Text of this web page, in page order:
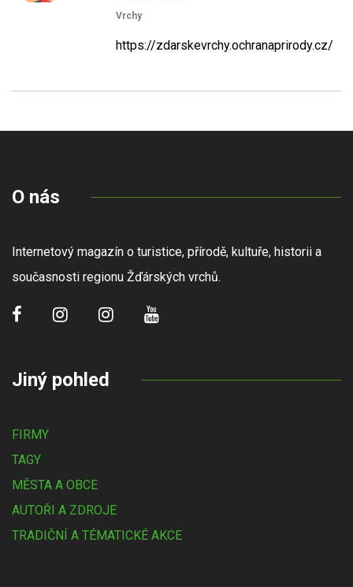
Vrchy
https://zdarskevrchy.ochranaprirody.cz/
O nás
Internetový magazín o turistice, přírodě, kultuře, historii a
současnosti regionu Žďárských vrchů.
Jiný pohled
FIRMY
TAGY
MĚSTA A OBCE
AUTOŘI A ZDROJE
TRADIČNÍ A TÉMATICKÉ AKCE